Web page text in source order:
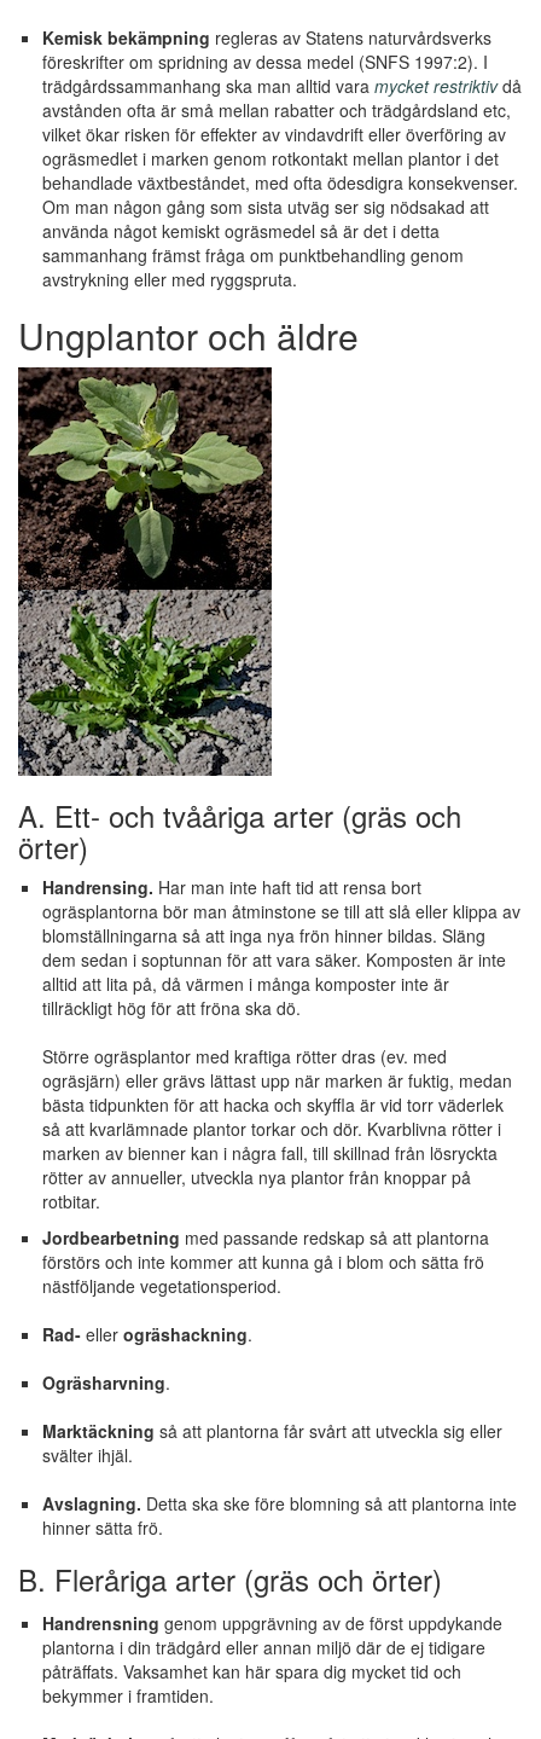
Kemisk bekämpning regleras av Statens naturvårdsverks
föreskrifter om spridning av dessa medel (SNFS 1997:2). I
trädgårdssammanhang ska man alltid vara mycket restriktivdå
avstånden ofta är små mellan rabatter och trädgårdsland etc,
vilket ökar risken för effekter av vindavdrift eller överföring av
ogräsmedlet i marken genom rotkontakt mellan plantor i det
behandlade växtbeståndet, med ofta ödesdigra konsekvenser.
Om man någon gång som sista utväg ser sig nödsakad att
använda något kemiskt ogräsmedel så är det i detta
sammanhang främst fråga om punktbehandling genom
avstrykning eller med ryggspruta.
Ungplantor och äldre
A. Ett- och tvååriga arter (gräs och
örter)
Handrensing. Har man inte haft tid att rensa bort
ogräsplantorna bör man åtminstone se till att slå eller klippa av
blomställningarna så att inga nya frön hinner bildas. Släng
dem sedan i soptunnan för att vara säker. Komposten är inte
alltid att lita på, då värmen i många komposter inte är
tillräckligt hög för att fröna ska dö.
Större ogräsplantor med kraftiga rötter dras (ev. med
ogräsjärn) eller grävs lättast upp när marken är fuktig, medan
bästa tidpunkten för att hacka och skyffla är vid torr väderlek
så att kvarlämnade plantor torkar och dör. Kvarblivna rötter i
marken av bienner kan i några fall, till skillnad från lösryckta
rötter av annueller, utveckla nya plantor från knoppar på
rotbitar.
Jordbearbetning med passande redskap så att plantorna
förstörs och inte kommer att kunna gå i blom och sätta frö
nästföljande vegetationsperiod.
Rad- eller ogräshackning.
Ogräsharvning.
Marktäckning så att plantorna får svårt att utveckla sig eller
svälter ihjäl.
Avslagning. Detta ska ske före blomning så att plantorna inte
hinner sätta frö.
B. Fleråriga arter (gräs och örter)
Handrensning genom uppgrävning av de först uppdykande
plantorna i din trädgård eller annan miljö där de ej tidigare
påträffats. Vaksamhet kan här spara dig mycket tid och
bekymmer i framtiden.